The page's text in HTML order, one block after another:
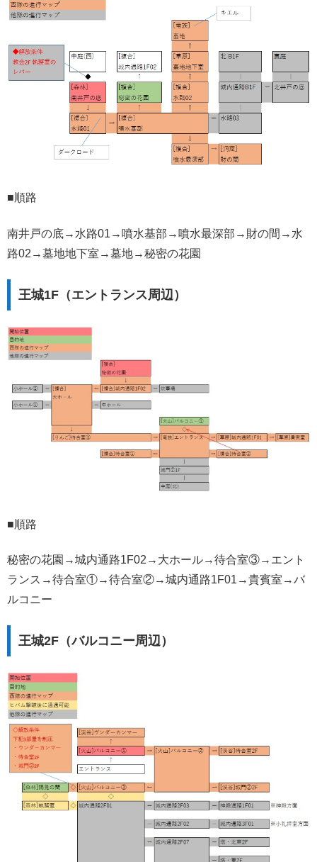
■順路
南井戸の底→水路01→噴水基部→噴水最深部→財の間→水
路02→墓地地下室→墓地→秘密の花園
王城1F（エントランス周辺）
■順路
秘密の花園→城内通路1F02→大ホール→待合室③→エント
ランス→待合室①→待合室②→城内通路1F01→貴賓室→バ
ルコニー
王城2F（バルコニー周辺）